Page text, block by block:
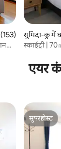
5 में से 4.97, 153
सुमिदा-कु में
स्काईट्री |
एयर
सुपरहोस्ट
सुपरहोस्ट